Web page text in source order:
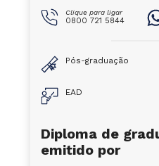
Clique para ligar
0800 721 5844
Pós-graduação
EAD
Diploma de
emitido por